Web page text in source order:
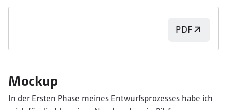
PDF
Mockup
In der Ersten Phase meines Entwurfsprozesses habe ich